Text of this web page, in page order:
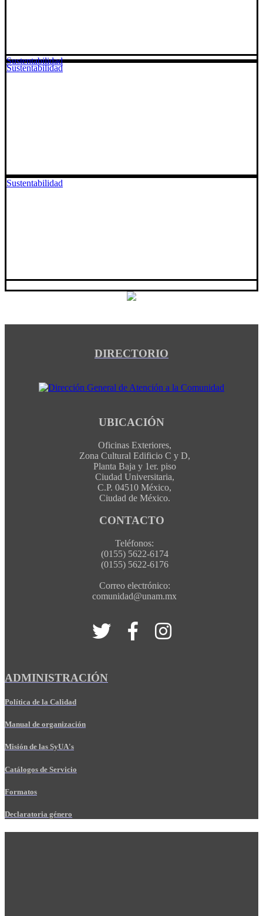
Sustentabilidad
Sustentabilidad
Sustentabilidad
DIRECTORIO
UBICACIÓN
Oficinas Exteriores,
Zona Cultural Edificio C y D,
Planta Baja y 1er. piso
Ciudad Universitaria,
C.P. 04510 México,
Ciudad de México.
CONTACTO
Teléfonos:
(0155) 5622-6174
(0155) 5622-6176
Correo electrónico:
comunidad@unam.mx
ADMINISTRACIÓN
Política de la Calidad
Manual de organización
Misión de las SyUA's
Catálogos de Servicio
Formatos
Declaratoria género